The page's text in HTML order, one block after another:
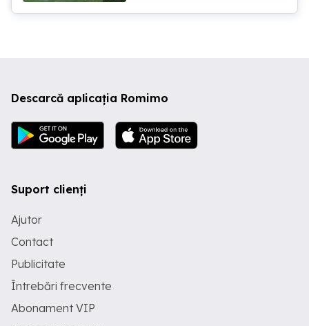
Descarcă aplicația Romimo
Suport clienți
Ajutor
Contact
Publicitate
Întrebări frecvente
Abonament VIP